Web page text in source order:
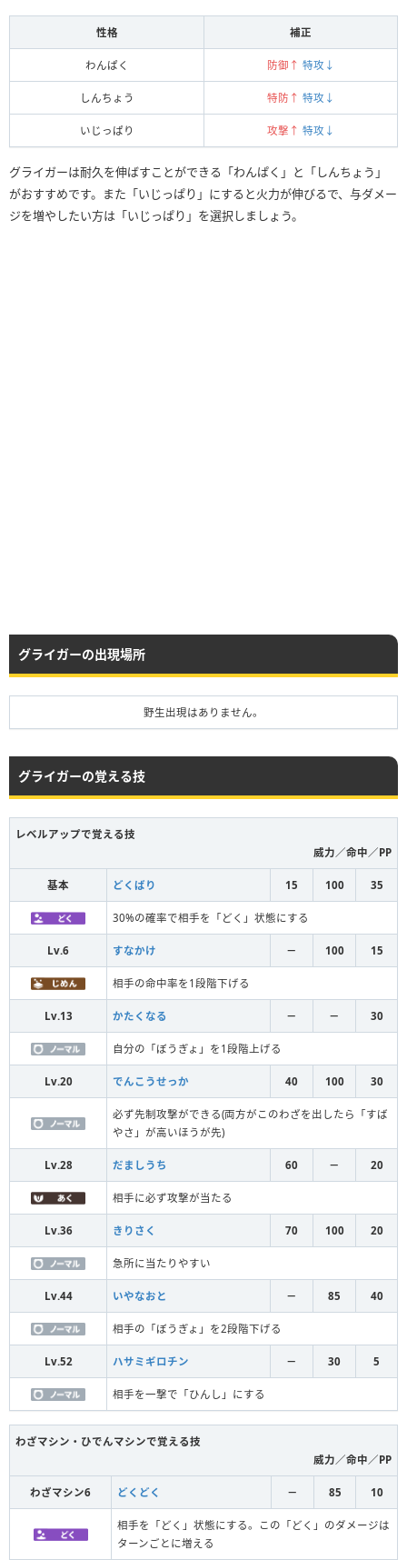
性格 補正
わんぱく 防御↑ 特攻↓
しんちょう 特防↑ 特攻↓
いじっぱり 攻撃↑ 特攻↓
グライガーは耐久を伸ばすことができる「わんぱく」と「しんちょう」
がおすすめです。また「いじっぱり」にすると火力が伸びるで、与ダメー
ジを増やしたい方は「いじっぱり」を選択しましょう。
グライガーの出現場所
野生出現はありません。
グライガーの覚える技
レベルアップで覚える技
威力／命中／PP
基本 どくばり 15 100 35
30%の確率で相手を「どく」状態にする
Lv.6 すなかけ － 100 15
相手の命中率を1段階下げる
Lv.13 かたくなる － － 30
自分の「ぼうぎょ」を1段階上げる
Lv.20 でんこうせっか 40 100 30
必ず先制攻撃ができる(両方がこのわざを出したら「すば
やさ」が高いほうが先)
Lv.28 だましうち 60 － 20
相手に必ず攻撃が当たる
Lv.36 きりさく 70 100 20
急所に当たりやすい
Lv.44 いやなおと － 85 40
相手の「ぼうぎょ」を2段階下げる
Lv.52 ハサミギロチン － 30 5
相手を一撃で「ひんし」にする
わざマシン・ひでんマシンで覚える技
威力／命中／PP
わざマシン6 どくどく － 85 10
相手を「どく」状態にする。この「どく」のダメージは
ターンごとに増える